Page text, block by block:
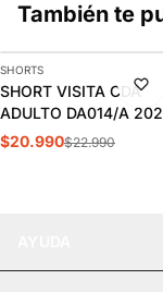
También te
-9%
AGREGAR
SHORTS
SHORT VISITA CDA
ADULTO DA014/A
$20.990$22.990